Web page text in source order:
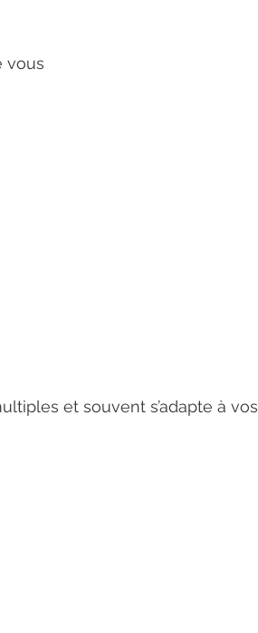
vous
et souvent s’adapte à vos